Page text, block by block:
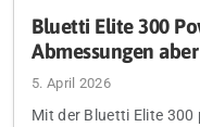
Bluetti Elite 300
Abmessungen
5. April 2026
Mit der Bluetti Elite 300